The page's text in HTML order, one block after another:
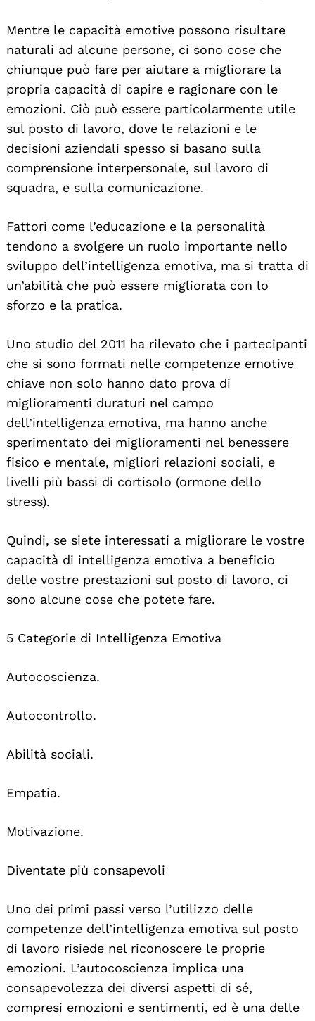
Mentre le capacità emotive possono risultare
naturali ad alcune persone, ci sono cose che
chiunque può fare per aiutare a migliorare la
propria capacità di capire e ragionare con le
emozioni. Ciò può essere particolarmente utile
sul posto di lavoro, dove le relazioni e le
decisioni aziendali spesso si basano sulla
comprensione interpersonale, sul lavoro di
squadra, e sulla comunicazione.
Fattori come l’educazione e la personalità
tendono a svolgere un ruolo importante nello
sviluppo dell’intelligenza emotiva, ma si tratta di
un’abilità che può essere migliorata con lo
sforzo e la pratica.
Uno studio del 2011 ha rilevato che i partecipanti
che si sono formati nelle competenze emotive
chiave non solo hanno dato prova di
miglioramenti duraturi nel campo
dell’intelligenza emotiva, ma hanno anche
sperimentato dei miglioramenti nel benessere
fisico e mentale, migliori relazioni sociali, e
livelli più bassi di cortisolo (ormone dello
stress).
Quindi, se siete interessati a migliorare le vostre
capacità di intelligenza emotiva a beneficio
delle vostre prestazioni sul posto di lavoro, ci
sono alcune cose che potete fare.
5 Categorie di Intelligenza Emotiva
Autocoscienza.
Autocontrollo.
Abilità sociali.
Empatia.
Motivazione.
Diventate più consapevoli
Uno dei primi passi verso l’utilizzo delle
competenze dell’intelligenza emotiva sul posto
di lavoro risiede nel riconoscere le proprie
emozioni. L’autocoscienza implica una
consapevolezza dei diversi aspetti di sé,
compresi emozioni e sentimenti, ed è una delle